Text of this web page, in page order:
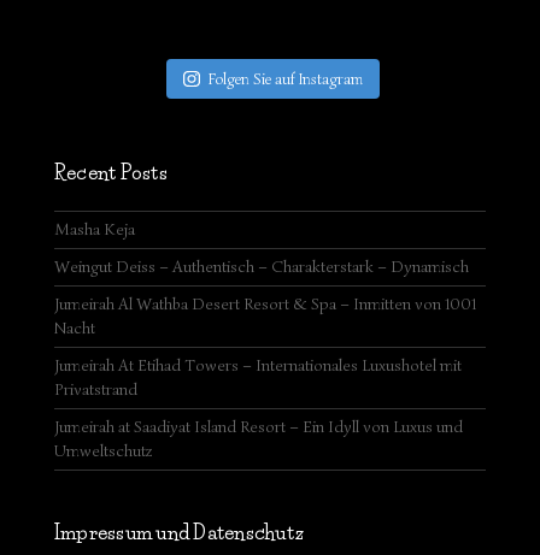
Folgen Sie auf Instagram
Recent Posts
Masha Keja
Weingut Deiss – Authentisch – Charakterstark – Dynamisch
Jumeirah Al Wathba Desert Resort & Spa – Inmitten von 1001
Nacht
Jumeirah At Etihad Towers – Internationales Luxushotel mit
Privatstrand
Jumeirah at Saadiyat Island Resort – Ein Idyll von Luxus und
Umweltschutz
Impressum und Datenschutz